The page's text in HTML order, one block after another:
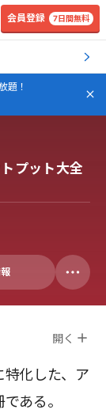
会員登録 7日間無料
題！
プット大全
開く
特化した、ア
ある。